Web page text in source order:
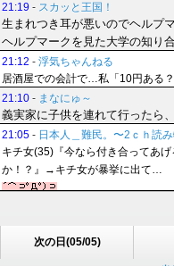
21:19 - スカッと王国！
生まれつき耳が悪いのでヘルプ
ヘルプマークを見た大学の知り
21:12 - 浮気ちゃんねる
居酒屋での会計で…私「10円ある？
21:10 - まなにゅ～
義実家に子供を連れて行ったら
21:05 - 日本人＿難民。〜2ｃｈ読
キチ女(35)『今なら付き合ってあ
か！？』→キチ女が暴挙に出て…
次の日(05/05)